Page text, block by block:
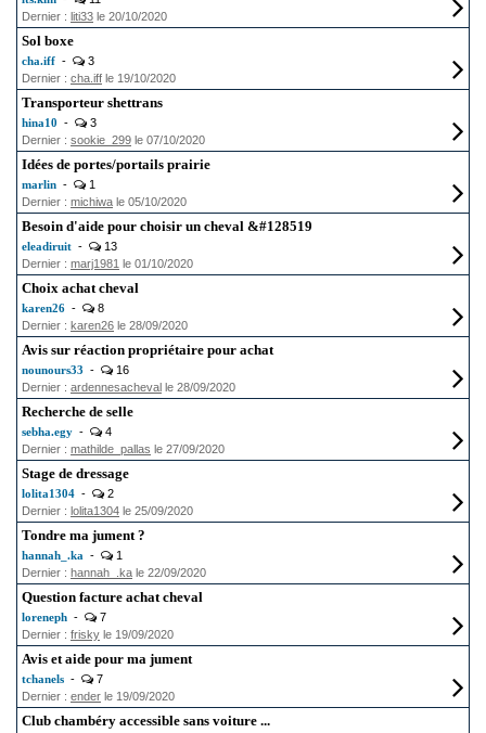
Dernier : liti33 le 20/10/2020
Sol boxe
cha.iff -
3
Dernier : cha.iff le 19/10/2020
Transporteur shettrans
hina10 -
3
Dernier : sookie_299 le 07/10/2020
Idées de portes/portails prairie
marlin -
1
Dernier : michiwa le 05/10/2020
Besoin d'aide pour choisir un cheval &#128519
eleadiruit -
13
Dernier : marj1981 le 01/10/2020
Choix achat cheval
karen26 -
8
Dernier : karen26 le 28/09/2020
Avis sur réaction propriétaire pour achat
nounours33 -
16
Dernier : ardennesacheval le 28/09/2020
Recherche de selle
sebha.egy -
4
Dernier : mathilde_pallas le 27/09/2020
Stage de dressage
lolita1304 -
2
Dernier : lolita1304 le 25/09/2020
Tondre ma jument ?
hannah_.ka -
1
Dernier : hannah_.ka le 22/09/2020
Question facture achat cheval
loreneph -
7
Dernier : frisky le 19/09/2020
Avis et aide pour ma jument
tchanels -
7
Dernier : ender le 19/09/2020
Club chambéry accessible sans voiture ...